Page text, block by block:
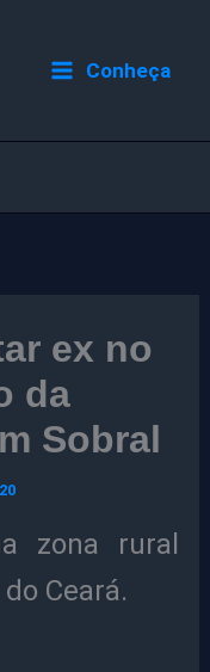
Conheça
ex no
da
Sobral
zona rural
Ceará.